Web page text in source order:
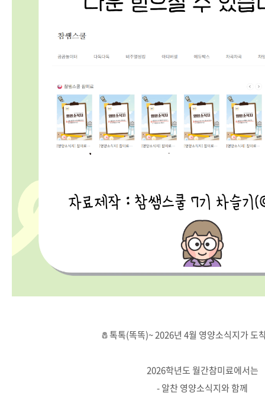
🧂톡톡(똑똑)~ 2026년 4월 영양소식지가 도
2026학년도 월간참미료에서는
- 알찬 영양소식지와 함께